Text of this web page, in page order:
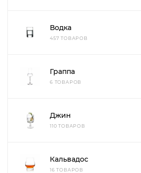
Водка
457 ТОВАРОВ
Граппа
6 ТОВАРОВ
Джин
110 ТОВАРОВ
Кальвадос
16 ТОВАРОВ